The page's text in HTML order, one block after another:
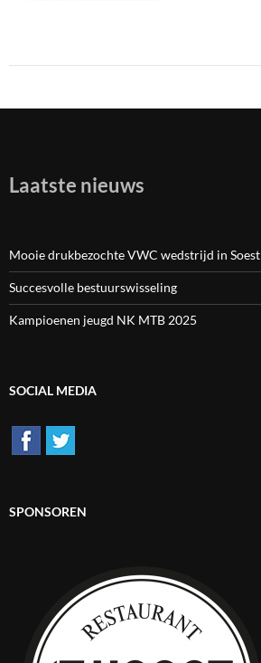
Laatste nieuws
Mooie drukbezochte VWC wedstrijd in Soest
Succesvolle bestuurswisseling
Kampioenen jeugd NK MTB 2025
SOCIAL MEDIA
SPONSOREN